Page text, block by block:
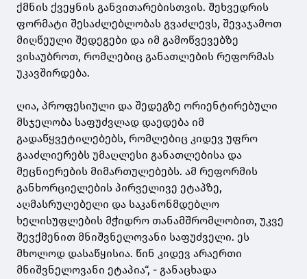
ქმნის ქვეყნის განვითარებისთვის. შეხვედრის
ფორმატი შესაძლებლობას გვაძლევს, შევაჯამოთ
მიღწეული შედეგები და იმ გამოწვევებზე
ვისაუბროთ, რომლებიც განათლების რეფორმას
უკავშირდება.
ღია, პროფესიული და შედეგზე ორიენტირებული
მსჯელობა საფუძვლად დაედება იმ
გადაწყვეტილებებს, რომლებიც კიდევ უფრო
გააძლიერებს უმაღლესი განათლებისა და
მეცნიერების მიმართულებებს. ამ რეფორმის
განხორციელების პირველივე ეტაპზე,
აღმასრულებელი და საკანონმდებლო
ხელისუფლების მჭიდრო თანამშრომლობით, უკვე
შევქმენით მნიშვნელოვანი საფუძველი. ეს
მხოლოდ დასაწყისია. წინ კიდევ არაერთი
მნიშვნელოვანი ეტაპია“, - განაცხადა